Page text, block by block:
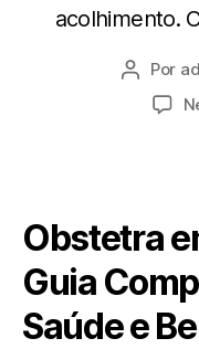
acolhimento.
Por
Obstetra
Guia
Saúde e